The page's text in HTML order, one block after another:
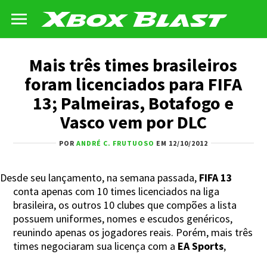
Mais três times brasileiros
foram licenciados para FIFA
13; Palmeiras, Botafogo e
Vasco vem por DLC
POR ANDRÉ C. FRUTUOSO EM 12/10/2012
Desde seu lançamento, na semana passada, FIFA 13
conta apenas com 10 times licenciados na liga
brasileira, os outros 10 clubes que compões a lista
possuem uniformes, nomes e escudos genéricos,
reunindo apenas os jogadores reais. Porém, mais três
times negociaram sua licença com a EA Sports,